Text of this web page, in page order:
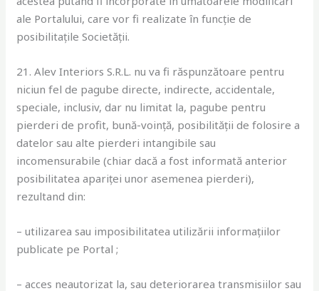
ale Portalului, care vor fi realizate în funcție de
posibilitațile Societății.
21. Alev Interiors S.R.L. nu va fi răspunzătoare pentru
niciun fel de pagube directe, indirecte, accidentale,
speciale, inclusiv, dar nu limitat la, pagube pentru
pierderi de profit, bună-voință, posibilității de folosire a
datelor sau alte pierderi intangibile sau
incomensurabile (chiar dacă a fost informată anterior
posibilitatea apariței unor asemenea pierderi),
rezultand din:
– utilizarea sau imposibilitatea utilizării informațiilor
publicate pe Portal ;
– acces neautorizat la, sau deteriorarea transmisiilor sau